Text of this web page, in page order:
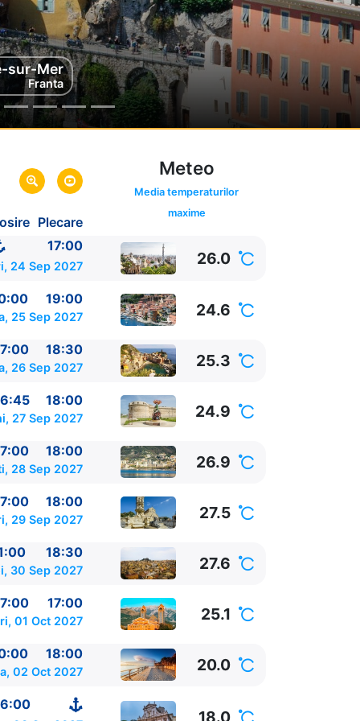
sur-Mer
Franta
Plecare
Meteo
Media temperaturilor
maxime
17:00
24 Sep 2027 26.0
19:00
25 Sep 2027 24.6
18:30
26 Sep 2027 25.3
18:00
27 Sep 2027 24.9
18:00
28 Sep 2027 26.9
18:00
29 Sep 2027 27.5
18:30
30 Sep 2027 27.6
17:00
01 Oct 2027 25.1
18:00
02 Oct 2027 20.0
18.0